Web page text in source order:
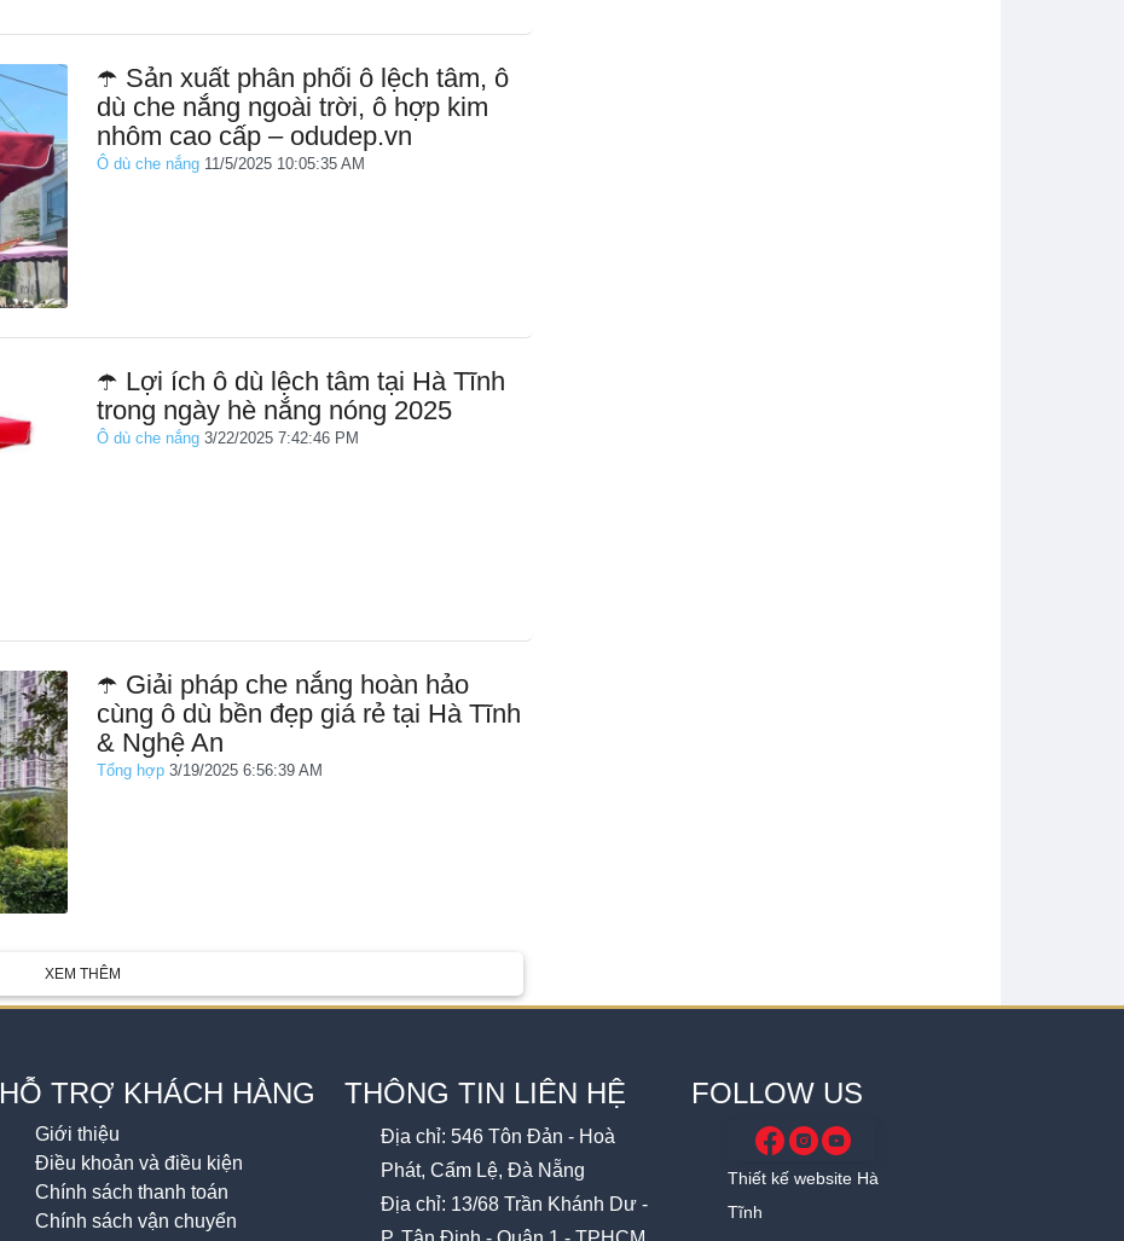
☂️ Sản xuất phân phối ô lệch tâm, ô
dù che nắng ngoài trời, ô hợp kim
nhôm cao cấp – odudep.vn
Ô dù che nắng 11/5/2025 10:05:35 AM
☂️ Lợi ích ô dù lệch tâm tại Hà Tĩnh
trong ngày hè nắng nóng 2025
Ô dù che nắng3/22/2025 7:42:46 PM
☂️ Giải pháp che nắng hoàn hảo
cùng ô dù bền đẹp giá rẻ tại Hà Tĩnh
& Nghệ An
Tổng hợp3/19/2025 6:56:39 AM
XEM THÊM
HỖ TRỢ KHÁCH HÀNG
Giới thiệu
Điều khoản và điều kiện
Chính sách thanh toán
Chính sách vận chuyển
THÔNG TIN LIÊN HỆ
Địa chỉ: 546 Tôn Đản - Hoà
Phát, Cẩm Lệ, Đà Nẵng
Địa chỉ: 13/68 Trần Khánh Dư -
FOLLOW US
Thiết kế website Hà
Tĩnh